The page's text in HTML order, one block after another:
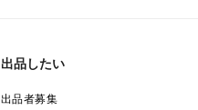
出品したい
出品者募集